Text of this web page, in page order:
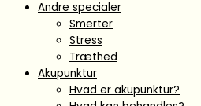
Andre specialer
Smerter
Stress
Træthed
Akupunktur
Hvad er akupunktur?